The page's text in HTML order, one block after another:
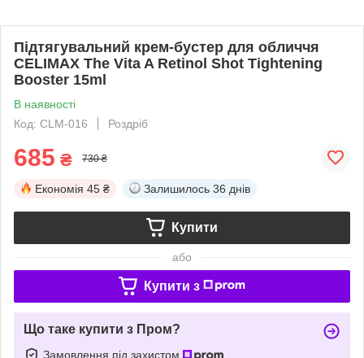
Підтягувальний крем-бустер для обличчя
CELIMAX The Vita A Retinol Shot Tightening
Booster 15ml
В наявності
Код: CLM-016
Роздріб
685 ₴ 730 ₴
Економія 45 ₴ Залишилось 36 днів
Купити
або
Купити з
Що таке купити з Пром?
Замовлення під захистом